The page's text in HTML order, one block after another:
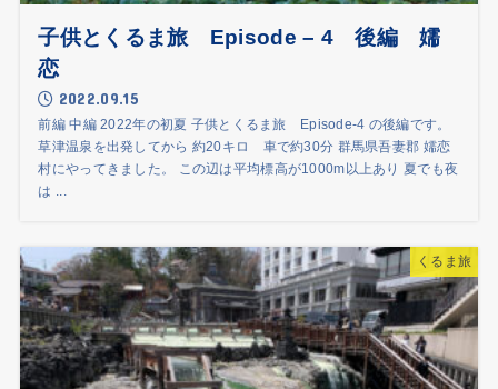
子供とくるま旅 Episode – 4 後編 嬬
恋
2022.09.15
前編 中編 2022年の初夏 子供とくるま旅 Episode-4 の後編です。
草津温泉を出発してから 約20キロ 車で約30分 群馬県吾妻郡 嬬恋
村にやってきました。 この辺は平均標高が1000m以上あり 夏でも夜
は ...
くるま旅